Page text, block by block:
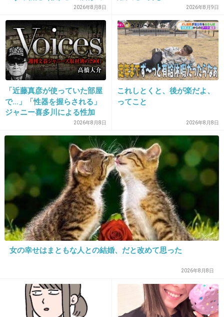
私もそう思ってたけど実際半分くらいの年齢の男の子にナンパされた時はちょ
っと嬉しかった。
ただ、今までナンパに付いて行ったこともなかったし、海外ということもあっ
てちょっとイレギュラーだった。
今はそんなに気にしてない自分に戻った
+3 -21
18. 匿名2026/07/08(水) 17:37:28
「年下旦那」がマウントと受け取られるってい
うのをガルちゃんで初めて知ってびっくりした
自分の周り(20代)はまだ年上男性が人気だから
4件の返信
+34 -8
モテる人の特徴トピは別にモテたいという話を
してるわけでは無いのでは
を知らされず激怒「信頼関係
が保てない状態で夫婦を続け
るのは無理」
2026年8月8日 2026年8月9日
「近藤真彦が使っていた部屋
で…」「性器を握らされる」
ジャニー喜多川による性加
害、語り始めた被害者たち
《徹底取材の裏側》
2026年8月8日
これしとくと、後が楽だよ、
ってこと
2026年8月8日
女の幸せはまともな人との結婚、だと改めて思った
2026年8月8日